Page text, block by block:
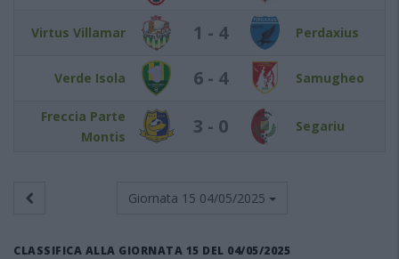
Virtus Villamar 1 - 4 Perdaxius
Verde Isola 6 - 4 Samugheo
Freccia Parte
Montis
3 - 0 Segariu
Giornata 15 04/05/2025
CLASSIFICA ALLA GIORNATA 15 DEL 04/05/2025